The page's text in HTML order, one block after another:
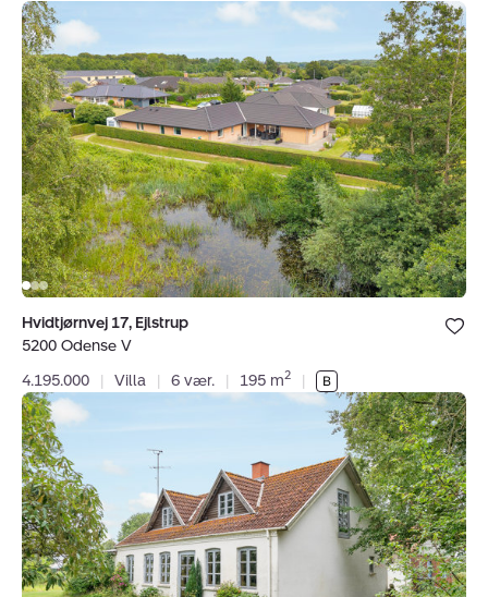
Villa:
Hvidtjørnvej
17,
Ejlstrup,
5200
Odense
V
Bolig er
under dine
Hvidtjørnvej 17, Ejlstrup
5200 Odense V
4.195.000
| Villa | 6 vær. | 195 m2 |
Villa:
Huggetvej
48,
Gungerne,
5400
Bogense